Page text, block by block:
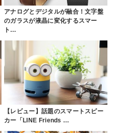
アナログとデジタルが融合！文字盤
のガラスが液晶に変化するスマー
ト…
【レビュー】話題のスマートスピー
カー「LINE Friends …